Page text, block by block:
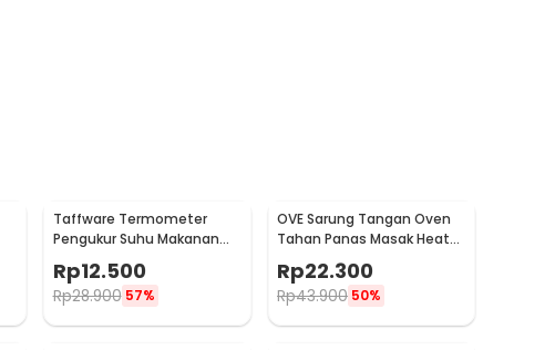
Taffware Termometer
Pengukur Suhu Makanan
Digital Daging Kopi Susu -
TP101
Rp12.500
Rp28.900 57%
OVE Sarung Tangan Oven
Tahan Panas Masak Heat
Resistant Gloves - 540F
Rp22.300
Rp43.900 50%